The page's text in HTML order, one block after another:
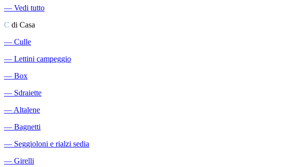
― Vedi tutto
C di Casa
― Culle
― Lettini campeggio
― Box
― Sdraiette
― Altalene
― Bagnetti
― Seggioloni e rialzi sedia
― Girelli